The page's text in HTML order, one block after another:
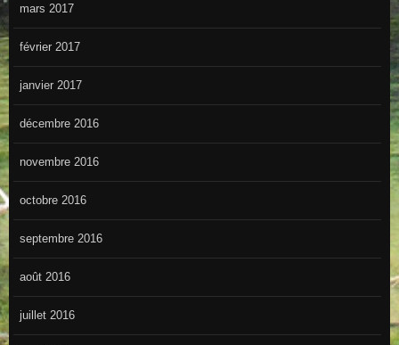
mars 2017
février 2017
janvier 2017
décembre 2016
novembre 2016
octobre 2016
septembre 2016
août 2016
juillet 2016